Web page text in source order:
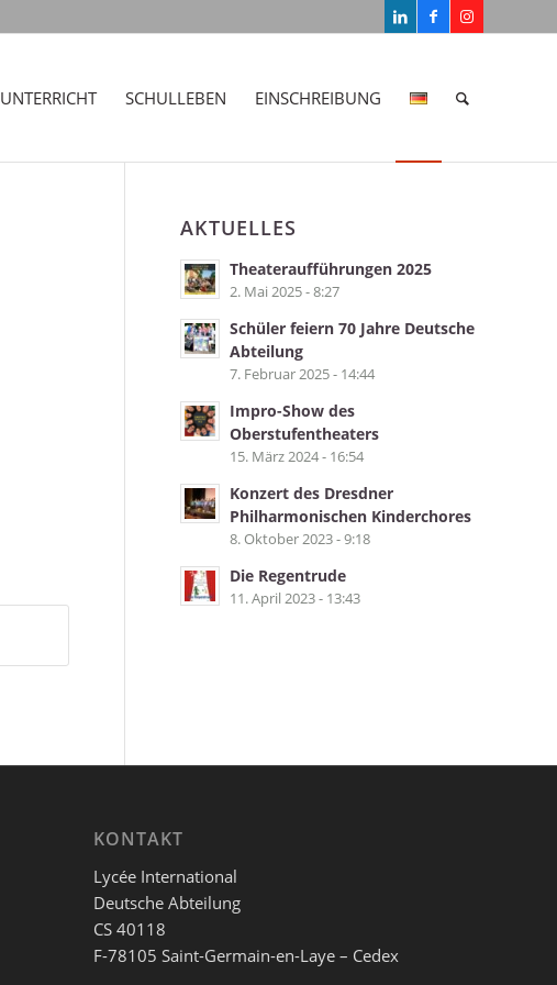
UNTERRICHT SCHULLEBEN EINSCHREIBUNG
AKTUELLES
Theateraufführungen 2025
2. Mai 2025 - 8:27
Schüler feiern 70 Jahre Deutsche
Abteilung
7. Februar 2025 - 14:44
Impro-Show des
Oberstufentheaters
15. März 2024 - 16:54
Konzert des Dresdner
Philharmonischen Kinderchores
8. Oktober 2023 - 9:18
Die Regentrude
11. April 2023 - 13:43
KONTAKT
Lycée International
Deutsche Abteilung
CS 40118
F-78105 Saint-Germain-en-Laye – Cedex